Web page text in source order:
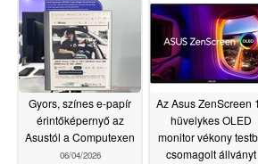
médiahasználatának
ellenőrzésére és
felügyeletére
06/09/2026
Gyors, színes e-papír
érintőképernyő az
Asustól a Computexen
06/04/2026
Az Asus ZenScreen
hüvelykes OLED
monitor vékony
csomagolt állványt